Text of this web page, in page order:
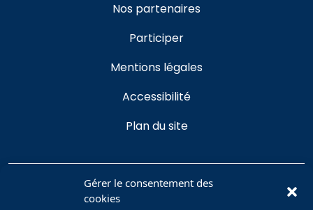
Gérer le consentement des
cookies
Nos partenaires
Participer
Mentions légales
Accessibilité
Plan du site